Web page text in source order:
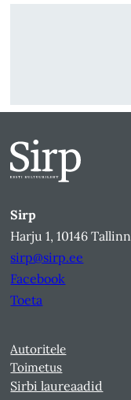
Sirp
Harju 1, 10146 Tallinn
sirp@sirp.ee
Facebook
Toeta
Autoritele
Toimetus
Sirbi laureaadid